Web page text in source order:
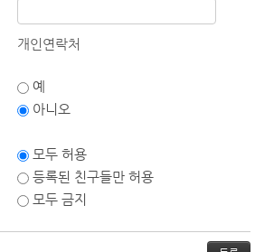
개인연락처
예
아니오
모두 허용
등록된 친구들만 허용
모두 금지